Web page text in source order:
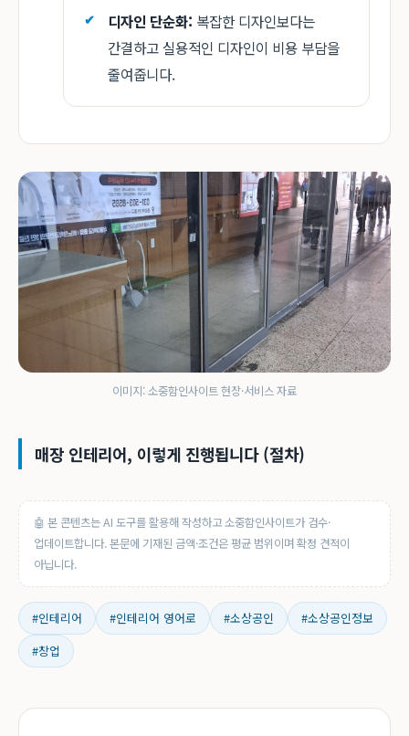
디자인 단순화: 복잡한 디자인보다는
간결하고 실용적인 디자인이 비용 부담을
줄여줍니다.
이미지: 소중함인사이트 현장·서비스 자료
매장 인테리어, 이렇게 진행됩니다 (절차)
🤖 본 콘텐츠는 AI 도구를 활용해 작성하고 소중함인사이트가 검수·
업데이트합니다. 본문에 기재된 금액·조건은 평균 범위이며 확정 견적이
아닙니다.
#인테리어 #인테리어 영어로 #소상공인
#소상공인정보
#창업